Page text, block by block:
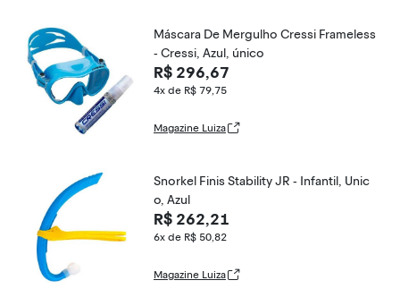
Máscara De Mergulho Cressi Frameless
- Cressi, Azul, único
R$ 296,67
4x de R$ 79,75
Magazine Luiza
Snorkel Finis Stability JR - Infantil, Unic
o, Azul
R$ 262,21
6x de R$ 50,82
Magazine Luiza